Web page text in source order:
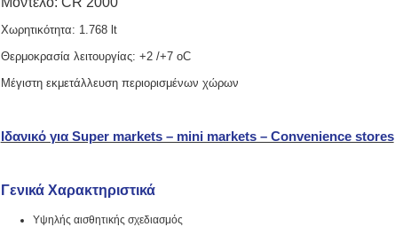
Χωρητικότητα: 1.768 lt
Θερμοκρασία λειτουργίας: +2 /+7 oC
Μέγιστη εκμετάλλευση περιορισμένων χώρων
Ιδανικό για Super markets – mini markets – Convenience stores
Γενικά Χαρακτηριστικά
Υψηλής αισθητικής σχεδιασμός